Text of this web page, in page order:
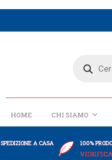
HOME CHI SIAMO
SPEDIZIONE A CASA 100%